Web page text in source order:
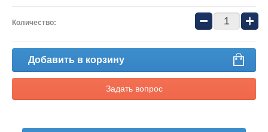
Количество: − +
Добавить в корзину
Задать вопрос